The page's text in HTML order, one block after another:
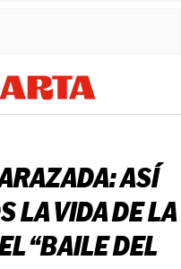
ASÍ
LA VIDA DE LA
“BAILE DEL